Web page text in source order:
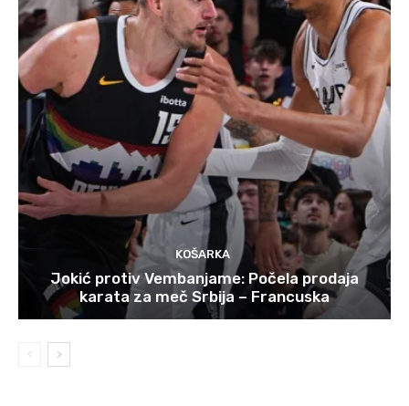
KOŠARKA
Jokić protiv Vembanjame: Počela prodaja
karata za meč Srbija – Francuska